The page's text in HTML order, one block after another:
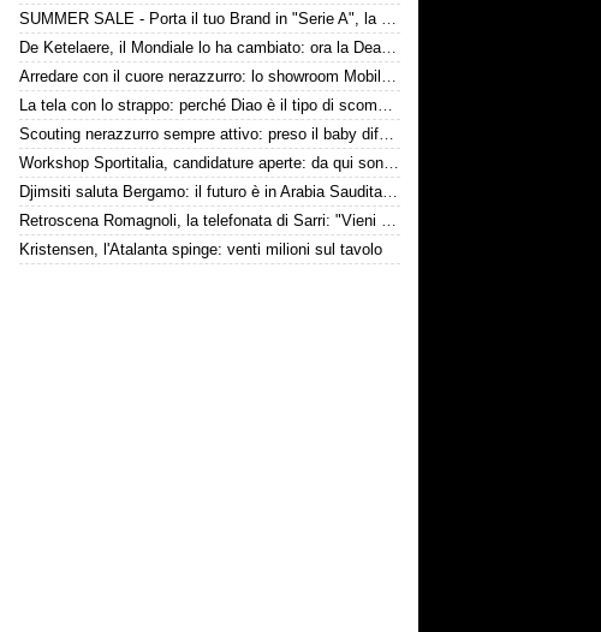
SUMMER SALE - Porta il tuo Brand in "Serie A", la tua azienda e professione titolare nel cuore dell'Atalanta
De Ketelaere, il Mondiale lo ha cambiato: ora la Dea riparte da lui
Arredare con il cuore nerazzurro: lo showroom Mobilmondo a Osio Sotto. Quando essere di fede atalantina conviene
La tela con lo strappo: perché Diao è il tipo di scommessa che Giuntoli ama
Scouting nerazzurro sempre attivo: preso il baby difensore 2010 Levačić
Workshop Sportitalia, candidature aperte: da qui sono passate firme di Serie A
Djimsiti saluta Bergamo: il futuro è in Arabia Saudita! Tre milioni e firma biennale
Retroscena Romagnoli, la telefonata di Sarri: "Vieni con me a Bergamo"
Kristensen, l'Atalanta spinge: venti milioni sul tavolo